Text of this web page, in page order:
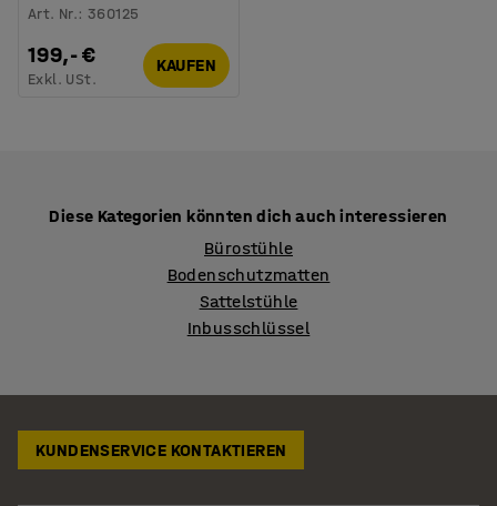
Art. Nr.:360125
199,- €
Exkl. USt.
KAUFEN
Diese Kategorien könnten dich auch interessieren
Bürostühle
Bodenschutzmatten
Sattelstühle
Inbusschlüssel
KUNDENSERVICE KONTAKTIEREN